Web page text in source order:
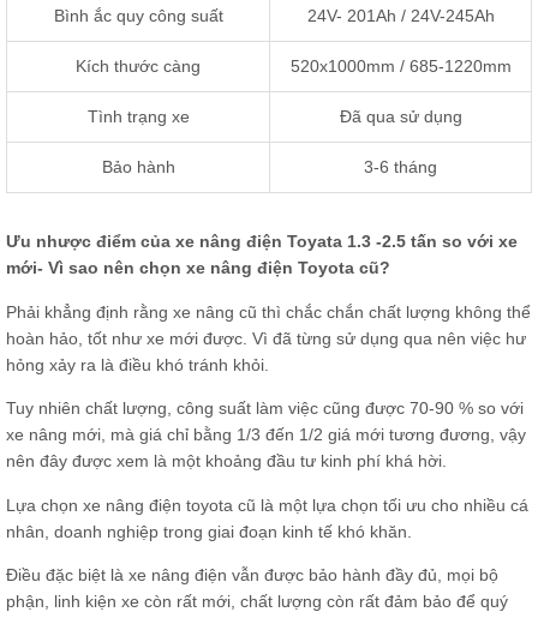
Bình ắc quy công suất 24V- 201Ah / 24V-245Ah
Kích thước càng 520x1000mm / 685-1220mm
Tình trạng xe Đã qua sử dụng
Bảo hành 3-6 tháng
Ưu nhược điểm của xe nâng điện Toyata 1.3 -2.5 tấn so với xe
mới- Vì sao nên chọn xe nâng điện Toyota cũ?
Phải khẳng định rằng xe nâng cũ thì chắc chắn chất lượng không thể
hoàn hảo, tốt như xe mới được. Vì đã từng sử dụng qua nên việc hư
hỏng xảy ra là điều khó tránh khỏi.
Tuy nhiên chất lượng, công suất làm việc cũng được 70-90 % so với
xe nâng mới, mà giá chỉ bằng 1/3 đến 1/2 giá mới tương đương, vậy
nên đây được xem là một khoảng đầu tư kinh phí khá hời.
Lựa chọn xe nâng điện toyota cũ là một lựa chọn tối ưu cho nhiều cá
nhân, doanh nghiệp trong giai đoạn kinh tế khó khăn.
Điều đặc biệt là xe nâng điện vẫn được bảo hành đầy đủ, mọi bộ
phận, linh kiện xe còn rất mới, chất lượng còn rất đảm bảo để quý